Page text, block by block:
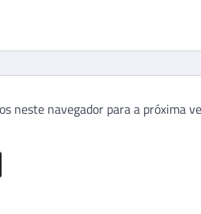
neste navegador para a próxima